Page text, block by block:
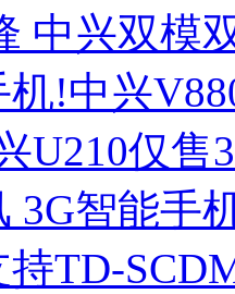
中兴双模
机!中兴
U210仅售
3G智能手
TD-